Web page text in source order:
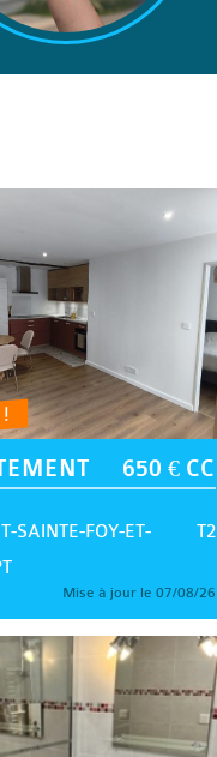
650 € CC
T2
SAINTE-FOY-ET-
Mise à jour le 07/08/26